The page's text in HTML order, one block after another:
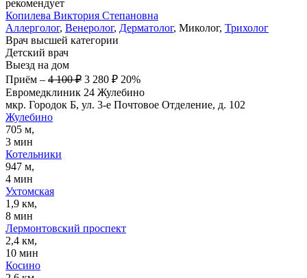
рекомендует
Копилева Виктория Степановна
Аллерголог, Венеролог, Дерматолог, Миколог, Трихолог
Врач высшей категории
Детский врач
Выезд на дом
Приём – 4 100 ₽ 3 280 ₽ 20%
Евромедклиник 24 Жулебино
мкр. Городок Б, ул. 3-е Почтовое Отделение, д. 102
Жулебино
705 м,
3 мин
Котельники
947 м,
4 мин
Ухтомская
1,9 км,
8 мин
Лермонтовский проспект
2,4 км,
10 мин
Косино